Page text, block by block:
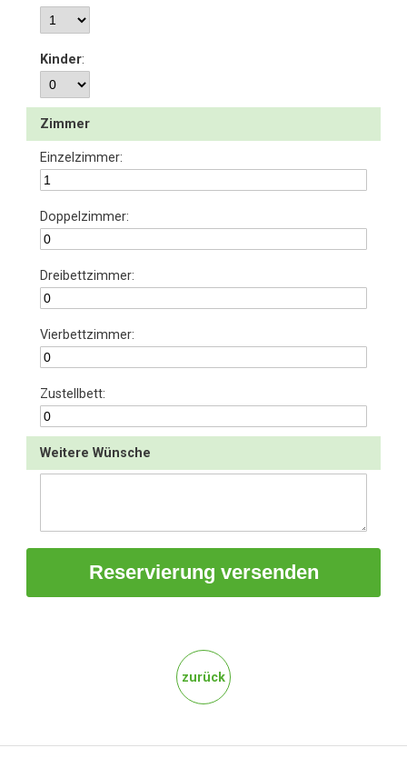
Kinder:
Zimmer
Einzelzimmer:
Doppelzimmer:
Dreibettzimmer:
Vierbettzimmer:
Zustellbett:
Weitere Wünsche
zurück